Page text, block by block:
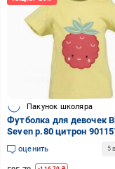
Пакунок школяра
Футболка для девочек
Seven р.80 цитрон
00/1132
оценить 5